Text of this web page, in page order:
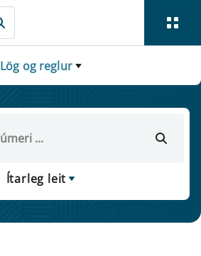
Lög og reglur
Ítarleg leit